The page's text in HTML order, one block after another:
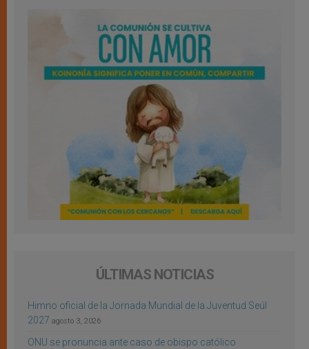
ÚLTIMAS NOTICIAS
Himno oficial de la Jornada Mundial de la Juventud Seúl
2027 agosto 3, 2026
ONU se pronuncia ante caso de obispo católico